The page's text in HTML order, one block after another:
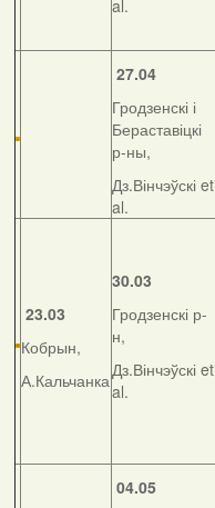
al.
27.04
Гродзенскі і
Бераставіцкі
р-ны,
Дз.Вінчэўскі et
al.
23.03
Кобрын,
А.Кальчанка
30.03
Гродзенскі р-
н,
Дз.Вінчэўскі et
al.
04.05